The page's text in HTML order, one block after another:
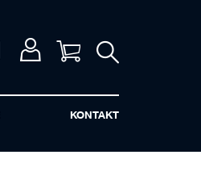
Vaša korpa
KONTAKT